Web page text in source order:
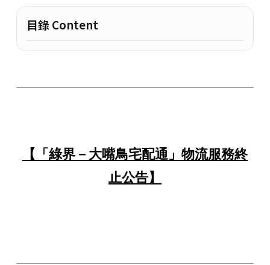
目錄 Content
【「綠界－大嘴鳥宅配通」物流服務終
止公告】